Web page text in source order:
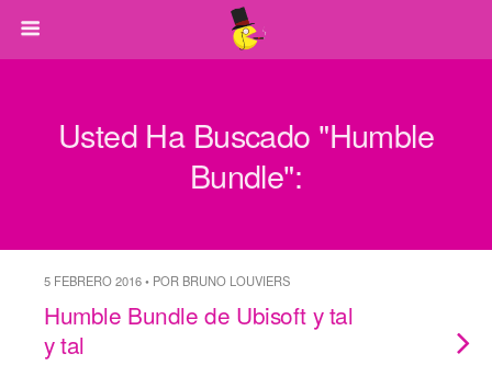
Usted Ha Buscado "humble
Bundle":
5 FEBRERO 2016 • POR BRUNO LOUVIERS
Humble Bundle de Ubisoft y tal
y tal